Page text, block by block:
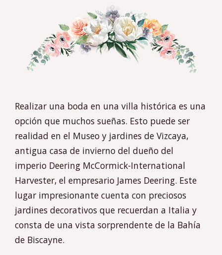
Realizar una boda en una villa histórica es una
opción que muchos sueñas. Esto puede ser
realidad en el Museo y jardines de Vizcaya,
antigua casa de invierno del dueño del
imperio Deering McCormick-International
Harvester, el empresario James Deering. Este
lugar impresionante cuenta con preciosos
jardines decorativos que recuerdan a Italia y
consta de una vista sorprendente de la Bahía
de Biscayne.